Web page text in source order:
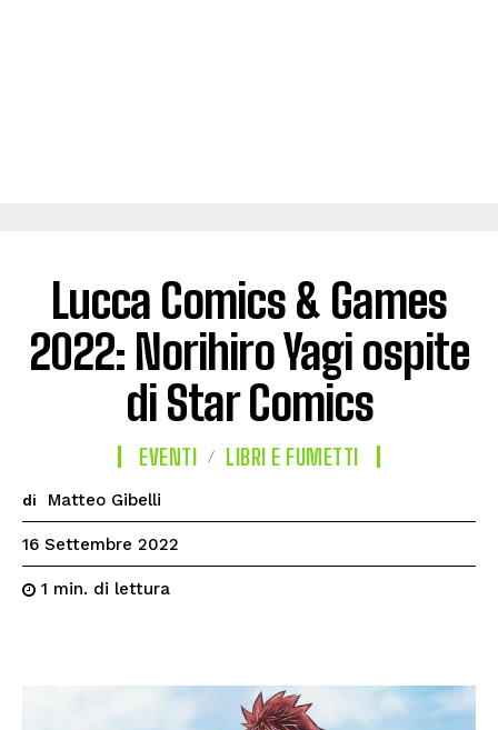
Lucca Comics & Games
2022: Norihiro Yagi ospite
di Star Comics
EVENTI LIBRI E FUMETTI
di Matteo Gibelli
16 Settembre 2022
1 min. di lettura